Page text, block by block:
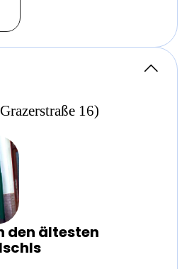
16)
den ältesten